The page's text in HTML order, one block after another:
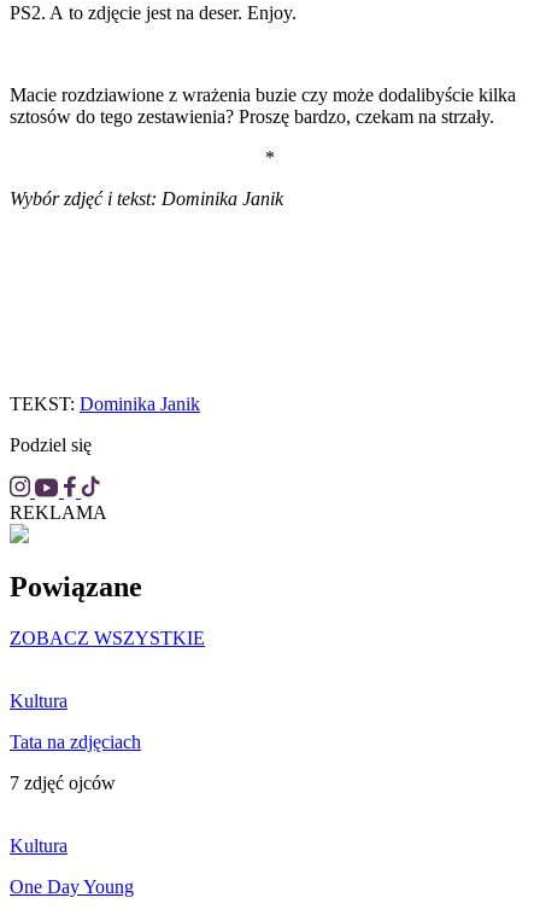
PS2. A to zdjęcie jest na deser. Enjoy.
Macie rozdziawione z wrażenia buzie czy może dodalibyście kilka
sztosów do tego zestawienia? Proszę bardzo, czekam na strzały.
*
Wybór zdjęć i tekst: Dominika Janik
TEKST: Dominika Janik
Podziel się
REKLAMA
Powiązane
ZOBACZ WSZYSTKIE
Kultura
Tata na zdjęciach
7 zdjęć ojców
Kultura
One Day Young